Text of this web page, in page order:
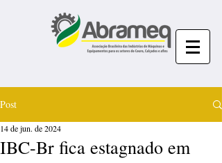
Post
IBC-Br fica estagnado em
14 de jun. de 2024